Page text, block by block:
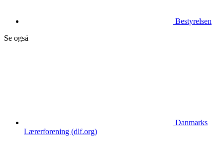
Bestyrelsen
Se også
Danmarks
Lærerforening (dlf.org)